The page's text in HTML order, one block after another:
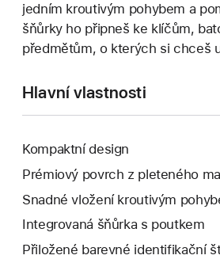
jedním kroutivým pohybem a
šňůrky ho připneš ke klíčům,
předmětům, o kterých si chceš
Hlavní vlastnosti
Kompaktní design
Prémiový povrch z pleteného
Snadné vložení kroutivým
Integrovaná šňůrka s poutkem
Přiložené barevné identifikační